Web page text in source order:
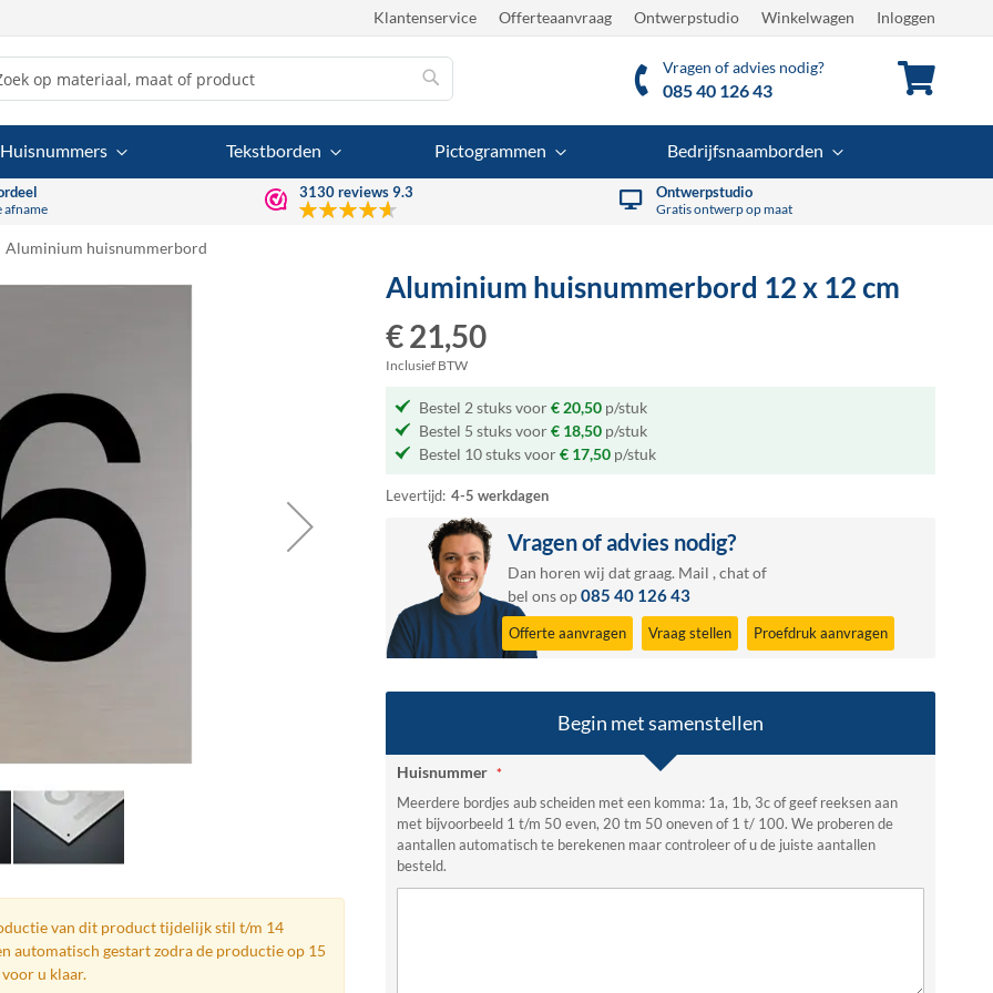
Klantenservice Offerteaanvraag Ontwerpstudio Winkelwagen Inloggen
Vragen of advies nodig?
085 40 126 43
Huisnummers Tekstborden Pictogrammen Bedrijfsnaamborden
afname
3130reviews9.3 Ontwerpstudio
Gratis ontwerp op maat
Aluminium huisnummerbord
Aluminium huisnummerbord 12 x 12 cm
€ 21,50
Inclusief BTW
Bestel 2 stuks voor€ 20,50 p/stuk
Bestel 5 stuks voor€ 18,50 p/stuk
Bestel 10 stuks voor€ 17,50 p/stuk
Levertijd: 4-5 werkdagen
Vragen of advies nodig?
Dan horen wij dat graag. Mail , chatof
bel ons op085 40 126 43
Offerte aanvragen Vraag stellen Proefdruk aanvragen
Begin met samenstellen
Huisnummer
Meerdere bordjes aub scheiden met een komma: 1a, 1b, 3c of geef reeksen aan
met bijvoorbeeld 1 t/m 50 even, 20 tm 50 oneven of 1 t/ 100. We proberen de
aantallen automatisch te berekenen maar controleer of u de juiste aantallen
besteld.
van dit product tijdelijk stil t/m 14
automatisch gestart zodra de productie op 15
u klaar.